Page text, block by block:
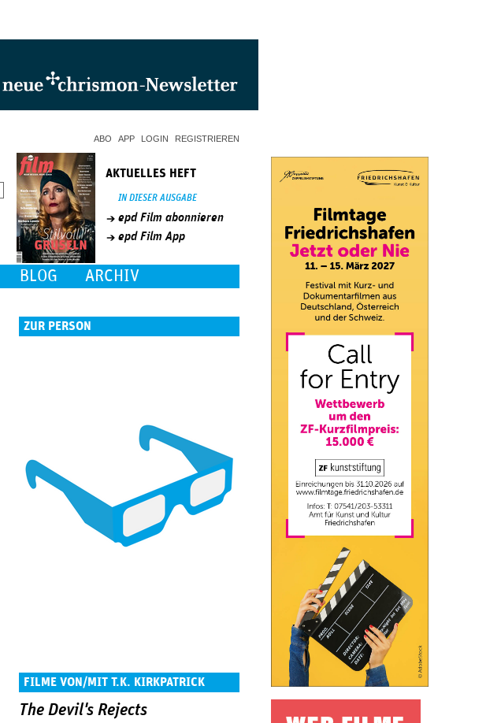
ABO APP LOGIN REGISTRIEREN
AKTUELLES HEFT
IN DIESER AUSGABE
epd Film abonnieren
epd Film App
BLOG ARCHIV
ZUR PERSON
FILME VON/MIT T.K. KIRKPATRICK
The Devil's Rejects